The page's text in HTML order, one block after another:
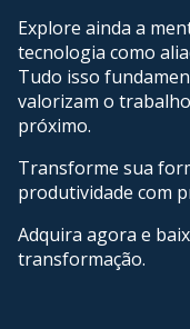
Explore ainda a
tecnologia como
Tudo isso
valorizam o
próximo.
Transforme sua
produtividade com
Adquira agora e
transformação.